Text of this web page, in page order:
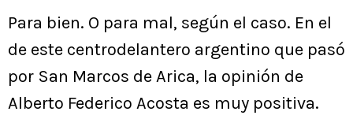
Para bien. O para mal, según el caso. En el
de este centrodelantero argentino que pasó
por San Marcos de Arica, la opinión de
Alberto Federico Acosta es muy positiva.